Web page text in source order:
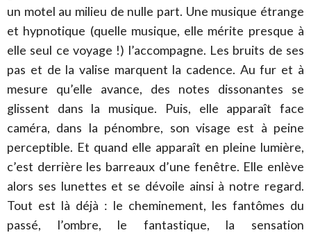
un motel au milieu de nulle part. Une musique étrange
et hypnotique (quelle musique, elle mérite presque à
elle seul ce voyage !) l’accompagne. Les bruits de ses
pas et de la valise marquent la cadence. Au fur et à
mesure qu’elle avance, des notes dissonantes se
glissent dans la musique. Puis, elle apparaît face
caméra, dans la pénombre, son visage est à peine
perceptible. Et quand elle apparaît en pleine lumière,
c’est derrière les barreaux d’une fenêtre. Elle enlève
alors ses lunettes et se dévoile ainsi à notre regard.
Tout est là déjà : le cheminement, les fantômes du
passé, l’ombre, le fantastique, la sensation